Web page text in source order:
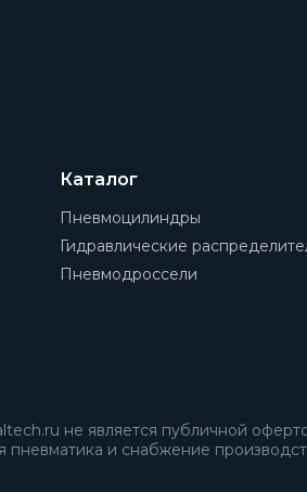
Каталог
Пневмоцилиндры
Гидравлические
Пневмодроссели
не является публичной
и снабжение